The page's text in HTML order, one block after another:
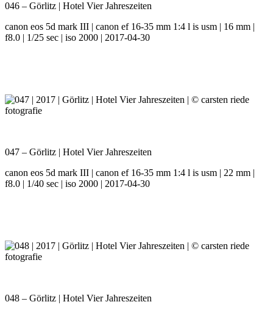
046 – Görlitz | Hotel Vier Jahreszeiten
canon eos 5d mark III | canon ef 16-35 mm 1:4 l is usm | 16 mm |
f8.0 | 1/25 sec | iso 2000 | 2017-04-30
047 – Görlitz | Hotel Vier Jahreszeiten
canon eos 5d mark III | canon ef 16-35 mm 1:4 l is usm | 22 mm |
f8.0 | 1/40 sec | iso 2000 | 2017-04-30
048 – Görlitz | Hotel Vier Jahreszeiten